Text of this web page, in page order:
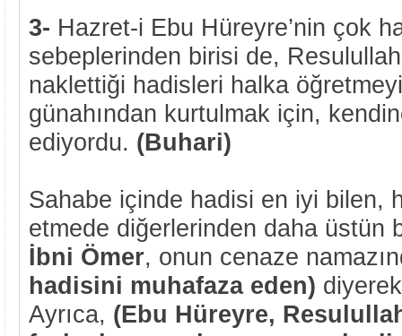
3- Hazret-i Ebu Hüreyre’nin çok
sebeplerinden birisi de,
naklettiği hadisleri halka
günahından kurtulmak için,
ediyordu. (Buhari)
Sahabe içinde hadisi en iyi bilen,
etmede diğerlerinden daha üstün
İbni Ömer, onun cenaze
hadisini muhafaza eden)
Ayrıca, (Ebu Hüreyre,